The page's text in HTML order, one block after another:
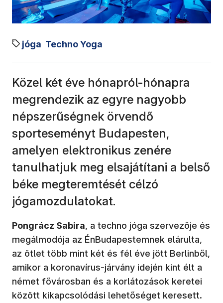
jóga Techno Yoga
Közel két éve hónapról-hónapra
megrendezik az egyre nagyobb
népszerűségnek örvendő
sporteseményt Budapesten,
amelyen elektronikus zenére
tanulhatjuk meg elsajátítani a belső
béke megteremtését célzó
jógamozdulatokat.
Pongrácz Sabira, a techno jóga szervezője és
megálmodója az ÉnBudapestemnek elárulta,
az ötlet több mint két és fél éve jött Berlinből,
amikor a koronavírus-járvány idején kint élt a
német fővárosban és a korlátozások keretei
között kikapcsolódási lehetőséget keresett.